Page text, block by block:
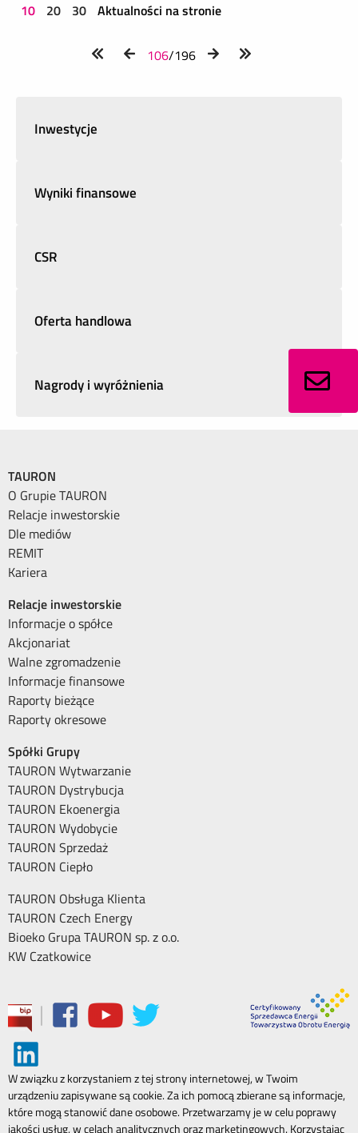
10 20 30 Aktualności na stronie
106/196
Inwestycje
Wyniki finansowe
CSR
Oferta handlowa
Nagrody i wyróżnienia
TAURON
O Grupie TAURON
Relacje inwestorskie
Dle mediów
REMIT
Kariera
Relacje inwestorskie
Informacje o spółce
Akcjonariat
Walne zgromadzenie
Informacje finansowe
Raporty bieżące
Raporty okresowe
Spółki Grupy
TAURON Wytwarzanie
TAURON Dystrybucja
TAURON Ekoenergia
TAURON Wydobycie
TAURON Sprzedaż
TAURON Ciepło
TAURON Obsługa Klienta
TAURON Czech Energy
Bioeko Grupa TAURON sp. z o.o.
KW Czatkowice
|
W związku z korzystaniem z tej strony internetowej, w Twoim
urządzeniu zapisywane są cookie. Za ich pomocą zbierane są informacje,
które mogą stanowić dane osobowe. Przetwarzamy je w celu poprawy
jakości usług, w celach analitycznych oraz marketingowych. Korzystając